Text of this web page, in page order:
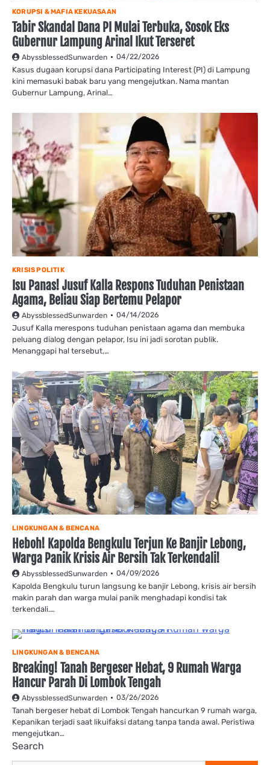
KORUPSI & MAFIA KEKUASAAN
Tabir Skandal Dana PI Mulai Terbuka, Sosok Eks
Gubernur Lampung Arinal Ikut Terseret
AbyssblessedSunwarden 04/22/2026
Kasus dugaan korupsi dana Participating Interest (PI) di Lampung
kini memasuki babak baru yang mengejutkan. Nama mantan
Gubernur Lampung, Arinal…
KRISIS POLITIK
Isu Panas! Jusuf Kalla Respons Tuduhan Penistaan
Agama, Beliau Siap Bertemu Pelapor
AbyssblessedSunwarden 04/14/2026
Jusuf Kalla merespons tuduhan penistaan agama dan membuka
peluang dialog dengan pelapor, Isu ini jadi sorotan publik.
Menanggapi hal tersebut,…
LINGKUNGAN & BENCANA
Heboh! Kapolda Bengkulu Terjun Ke Banjir Lebong,
Warga Panik Krisis Air Bersih Tak Terkendali!
AbyssblessedSunwarden 04/09/2026
Kapolda Bengkulu turun langsung ke banjir Lebong, krisis air bersih
makin parah dan warga mulai panik menghadapi kondisi tak
terkendali.…
LINGKUNGAN & BENCANA
Breaking! Tanah Bergeser Hebat, 9 Rumah Warga
Hancur Parah Di Lombok Tengah
AbyssblessedSunwarden 03/26/2026
Tanah bergeser hebat di Lombok Tengah hancurkan 9 rumah warga,
Kepanikan terjadi saat likuifaksi datang tanpa tanda awal. Peristiwa
mengejutkan…
Search